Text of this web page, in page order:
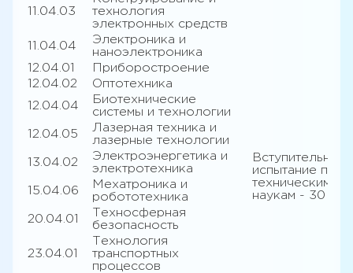
Вступительное
испытание по
техническим
наукам - 30
11.04.03
технология
электронных средств
11.04.04
Электроника и
наноэлектроника
12.04.01
Приборостроение
12.04.02
Оптотехника
12.04.04
Биотехнические
системы и технологии
12.04.05
Лазерная техника и
лазерные технологии
13.04.02
Электроэнергетика и
электротехника
15.04.06
Мехатроника и
робототехника
20.04.01
Техносферная
безопасность
23.04.01
Технология
транспортных
процессов